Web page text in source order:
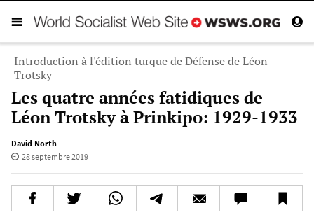
Introduction à l'édition turque de Défense de Léon
Trotsky
Les quatre années fatidiques de
Léon Trotsky à Prinkipo: 1929-1933
David North
28 septembre 2019